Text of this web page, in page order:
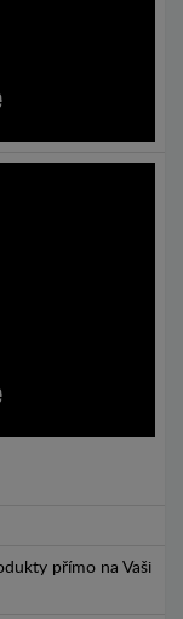
přímo na Vaši